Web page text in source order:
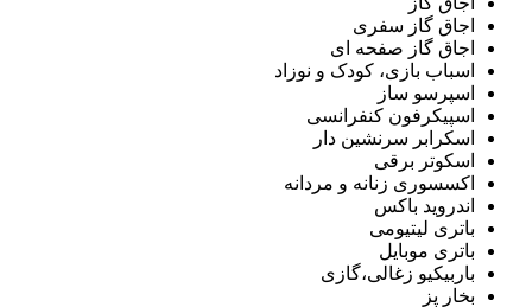
اجاق گاز سفری
اجاق گاز صفحه ای
اسباب بازی، کودک و نوزاد
اسپرسو ساز
اسپیکرفون کنفرانسی
اسکرابر سرنشین دار
اسکوتر برقی
اکسسوری زنانه و مردانه
اندروید باکس
باتری لیتیومی
باتری موبایل
باربیکیو زغالی،گازی
بخار پز